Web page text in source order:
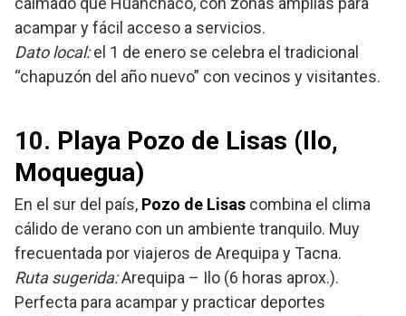
acampar y fácil acceso a servicios.
Dato local:el 1 de enero se celebra el tradicional
“chapuzón del año nuevo” con vecinos y visitantes.
10. Playa Pozo de Lisas (Ilo,
Moquegua)
En el sur del país, Pozo de Lisas combina el clima
cálido de verano con un ambiente tranquilo. Muy
frecuentada por viajeros de Arequipa y Tacna.
Ruta sugerida:Arequipa – Ilo (6 horas aprox.).
Perfecta para acampar y practicar deportes